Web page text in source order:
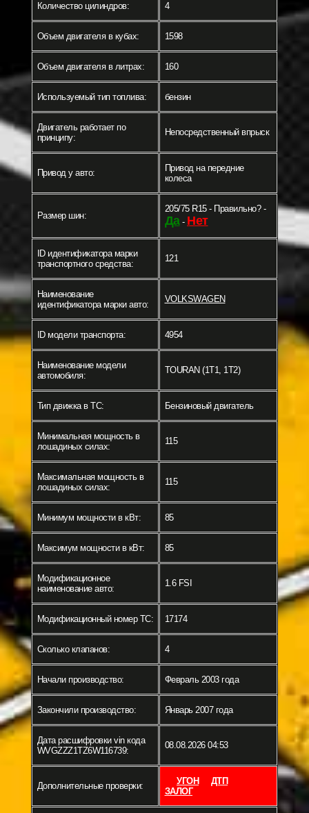
Количество цилиндров: 4
Объем двигателя в кубах: 1598
Объем двигателя в литрах: 160
Используемый тип топлива: бензин
Двигатель работает по
принципу:
Непосредственный впрыск
Привод у авто:
Привод на передние
колеса
Размер шин:
205/75 R15 - Правильно? -
Да- Нет
ID идентификатора марки
транспортного средства:
121
Наименование
идентификатора марки авто:
VOLKSWAGEN
ID модели транспорта: 4954
Наименование модели
автомобиля:
TOURAN (1T1, 1T2)
Тип движка в ТС: Бензиновый двигатель
Минимальная мощность в
лошадиных силах:
115
Максимальная мощность в
лошадиных силах:
115
Минимум мощности в кВт: 85
Максимум мощности в кВт: 85
Модификационное
наименование авто:
1.6 FSI
Модификационный номер ТС: 17174
Сколько клапанов: 4
Начали производство: Февраль 2003 года
Закончили производство: Январь 2007 года
Дата расшифровки vin кода
WVGZZZ1TZ6W116739:
08.08.2026 04:53
Дополнительные проверки: УГОН
ДТП
ЗАЛОГ